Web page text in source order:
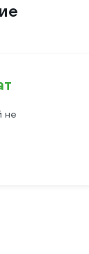
не